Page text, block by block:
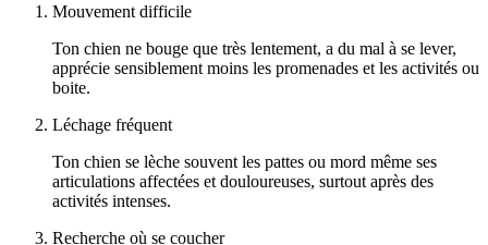
Mouvement difficile
Ton chien ne bouge que très lentement, a du mal à se lever,
apprécie sensiblement moins les promenades et les activités ou
boite.
Léchage fréquent
Ton chien se lèche souvent les pattes ou mord même ses
articulations affectées et douloureuses, surtout après des
activités intenses.
Recherche où se coucher